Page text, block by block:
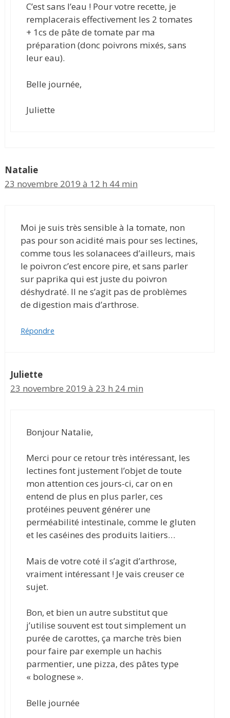
C’est sans l’eau ! Pour votre recette, je
remplacerais effectivement les 2 tomates
+ 1cs de pâte de tomate par ma
préparation (donc poivrons mixés, sans
leur eau).
Belle journée,
Juliette
Natalie
23 novembre 2019 à 12 h 44 min
Moi je suis très sensible à la tomate, non
pas pour son acidité mais pour ses lectines,
comme tous les solanacees d’ailleurs, mais
le poivron c’est encore pire, et sans parler
sur paprika qui est juste du poivron
déshydraté. Il ne s’agit pas de problèmes
de digestion mais d’arthrose.
Répondre
Juliette
23 novembre 2019 à 23 h 24 min
Bonjour Natalie,
Merci pour ce retour très intéressant, les
lectines font justement l’objet de toute
mon attention ces jours-ci, car on en
entend de plus en plus parler, ces
protéines peuvent générer une
perméabilité intestinale, comme le gluten
et les caséines des produits laitiers…
Mais de votre coté il s’agit d’arthrose,
vraiment intéressant ! Je vais creuser ce
sujet.
Bon, et bien un autre substitut que
j’utilise souvent est tout simplement un
purée de carottes, ça marche très bien
pour faire par exemple un hachis
parmentier, une pizza, des pâtes type
« bolognese ».
Belle journée